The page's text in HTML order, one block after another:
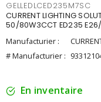
GELLEDLCED235M7SC
CURRENT LIGHTING
50/80W3CCT ED235
Manufacturier :
# Manufacturier :
En inventaire